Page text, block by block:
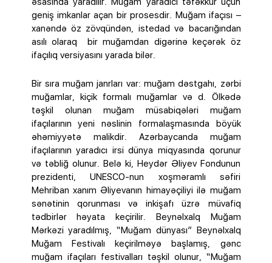
geniş imkanlar açan bir prosesdir. Muğam ifaçısı –
xanəndə öz zövqündən, istedad və bacarığından
asılı olaraq bir muğamdan digərinə keçərək öz
ifaçılıq versiyasını yarada bilər.
Bir sıra muğam janrları var: muğam dəstgahı, zərbi
muğamlar, kiçik formalı muğamlar və d. Ölkədə
təşkil olunan muğam müsabiqələri muğam
ifaçılarının yeni nəslinin formalaşmasında böyük
əhəmiyyətə malikdir. Azərbaycanda muğam
ifaçılarının yaradıcı irsi dünya miqyasında qorunur
və təbliğ olunur. Belə ki, Heydər Əliyev Fondunun
prezidenti, UNESCO-nun xoşməramlı səfiri
Mehriban xanım Əliyevanın himayəçiliyi ilə muğam
sənətinin qorunması və inkişafı üzrə müvafiq
tədbirlər həyata keçirilir. Beynəlxalq Muğam
Mərkəzi yaradılmış, “Muğam dünyası” Beynəlxalq
Muğam Festivalı keçirilməyə başlamış, gənc
muğam ifaçıları festivalları təşkil olunur, “Muğam